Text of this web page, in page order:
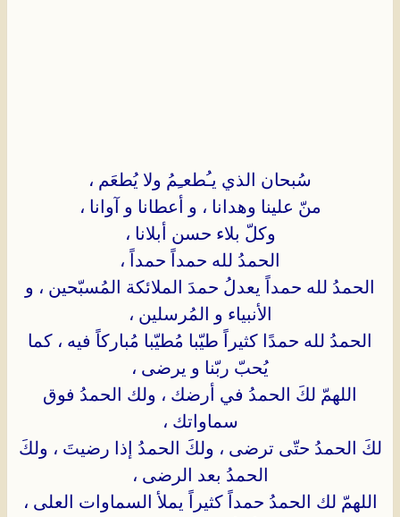
سُبحان الذي يـُطعـِمُ ولا يُطعَم ،
منّ علينا وهدانا ، و أعطانا و آوانا ،
وكلّ بلاء حسن أبلانا ،
الحمدُ لله حمداً حمداً ،
الحمدُ لله حمداً يعدلُ حمدَ الملائكة المُسبّحين ، و
الأنبياء و المُرسلين ،
الحمدُ لله حمدًا كثيراً طيّبا مُطيّبا مُباركاً فيه ، كما
يُحبّ ربّنا و يرضى ،
اللهمّ لكَ الحمدُ في أرضك ، ولك الحمدُ فوق
سماواتك ،
لكَ الحمدُ حتّى ترضى ، ولكَ الحمدُ إذا رضيتَ ، ولكَ
الحمدُ بعد الرضى ،
اللهمّ لك الحمدُ حمداً كثيراً يملأ السماوات العلى ،